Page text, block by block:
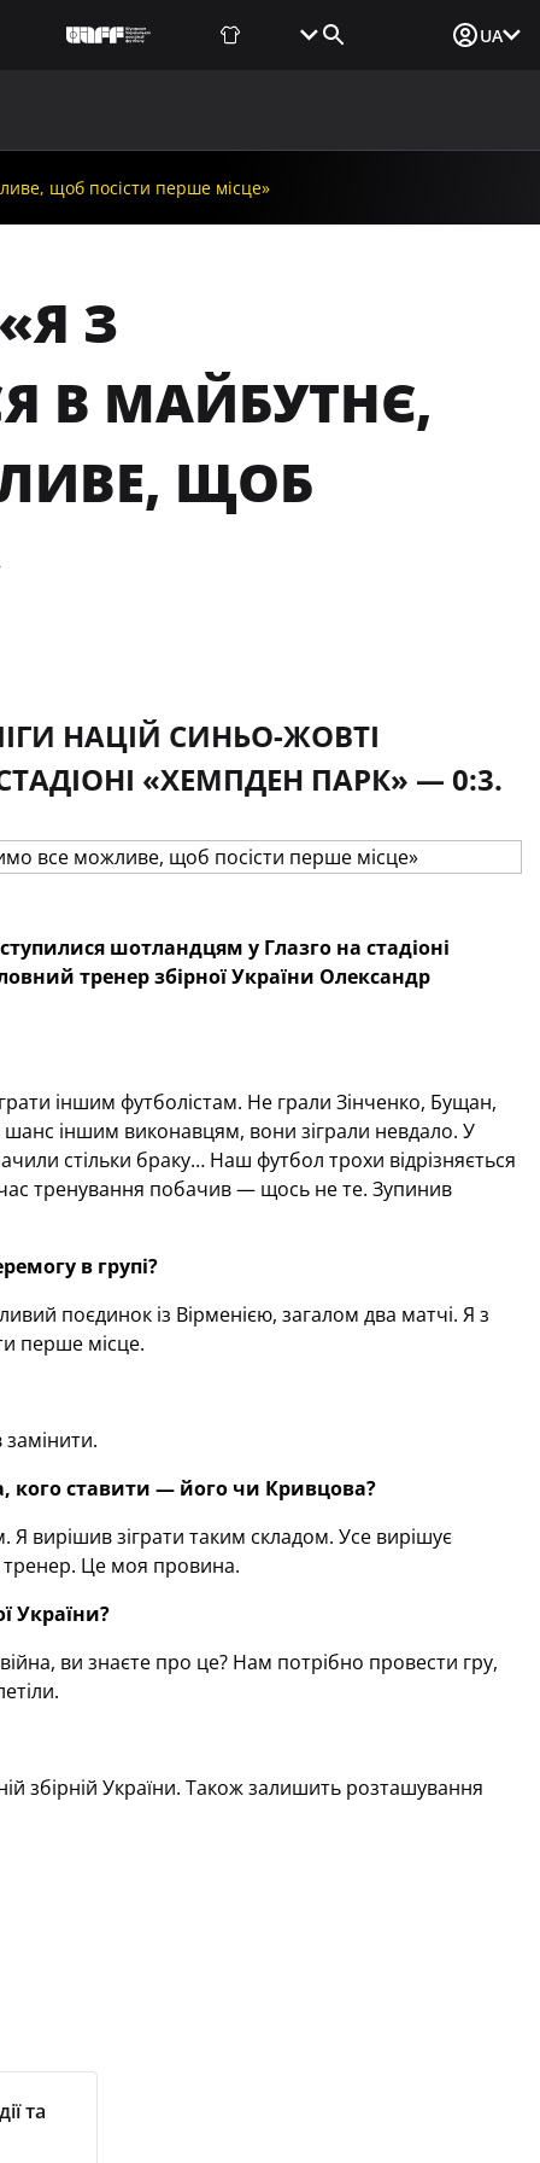
UA
щоб посісти перше місце»
З
В МАЙБУТНЄ,
ЩОБ
НАЦІЙ СИНЬО-ЖОВТІ
«ХЕМПДЕН ПАРК» — 0:3.
шотландцям у Глазго на стадіоні
тренер збірної України Олександр
іншим футболістам. Не грали Зінченко, Бущан,
іншим виконавцям, вони зіграли невдало. У
стільки браку… Наш футбол трохи відрізняється
тренування побачив — щось не те. Зупинив
в групі?
поєдинок із Вірменією, загалом два матчі. Я з
перше місце.
кого ставити — його чи Кривцова?
вирішив зіграти таким складом. Усе вирішує
Це моя провина.
України?
ви знаєте про це? Нам потрібно провести гру,
збірній України. Також залишить розташування
та